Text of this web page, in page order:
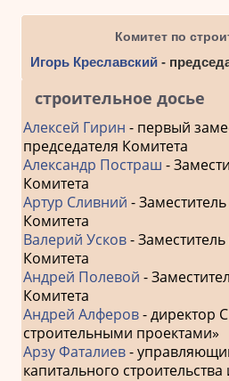
Комитет по
Игорь Креславский -
строительное досье
Алексей Гирин - первый
председателя Комитета
Александр Постраш -
Комитета
Артур Сливний -
Комитета
Валерий Усков- Заместитель
Комитета
Андрей Полевой -
Комитета
Андрей Алферов- директор
строительными проектами»
Арзу Фаталиев-
капитального